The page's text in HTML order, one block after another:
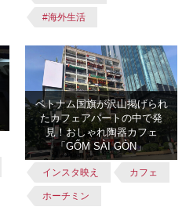
#海外生活
ベトナム国旗が沢山掲げられ
たカフェアパートの中で発
見！おしゃれ陶器カフェ
「GỐM SÀI GÒN」
インスタ映え カフェ
ホーチミン